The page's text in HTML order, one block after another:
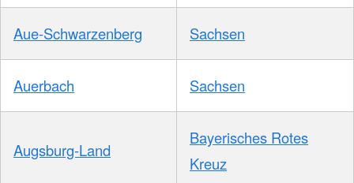
Aue-Schwarzenberg Sachsen
Auerbach Sachsen
Augsburg-Land
Bayerisches Rotes
Kreuz